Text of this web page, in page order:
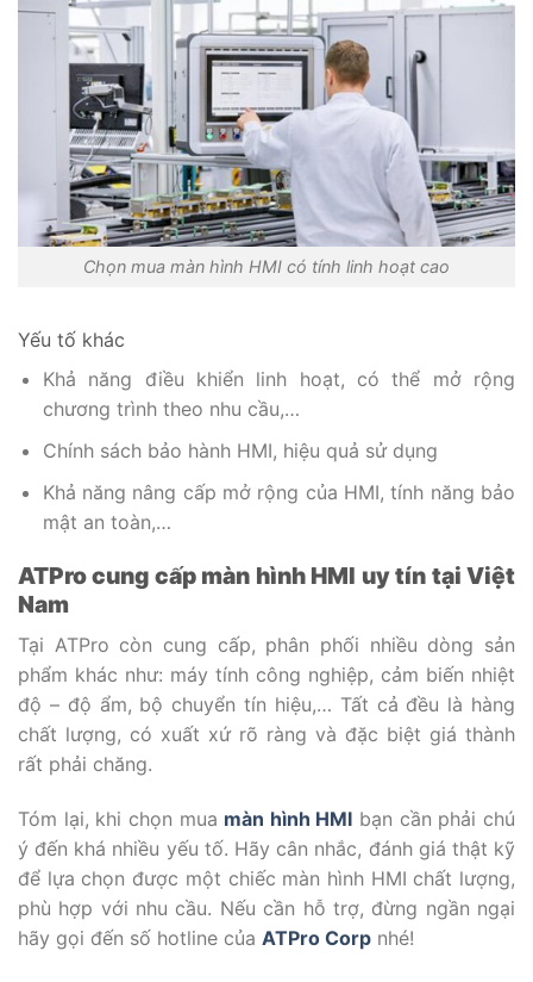
Chọn mua màn hình HMI có tính linh hoạt cao
Yếu tố khác
Khả năng điều khiển linh hoạt, có thể mở rộng
chương trình theo nhu cầu,…
Chính sách bảo hành HMI, hiệu quả sử dụng
Khả năng nâng cấp mở rộng của HMI, tính năng bảo
mật an toàn,…
ATPro cung cấp màn hình HMI uy tín tại Việt
Nam
Tại ATPro còn cung cấp, phân phối nhiều dòng sản
phẩm khác như: máy tính công nghiệp, cảm biến nhiệt
độ – độ ẩm, bộ chuyển tín hiệu,… Tất cả đều là hàng
chất lượng, có xuất xứ rõ ràng và đặc biệt giá thành
rất phải chăng.
Tóm lại, khi chọn mua màn hình HMI bạn cần phải chú
ý đến khá nhiều yếu tố. Hãy cân nhắc, đánh giá thật kỹ
để lựa chọn được một chiếc màn hình HMI chất lượng,
phù hợp với nhu cầu. Nếu cần hỗ trợ, đừng ngần ngại
hãy gọi đến số hotline của ATPro Corp nhé!